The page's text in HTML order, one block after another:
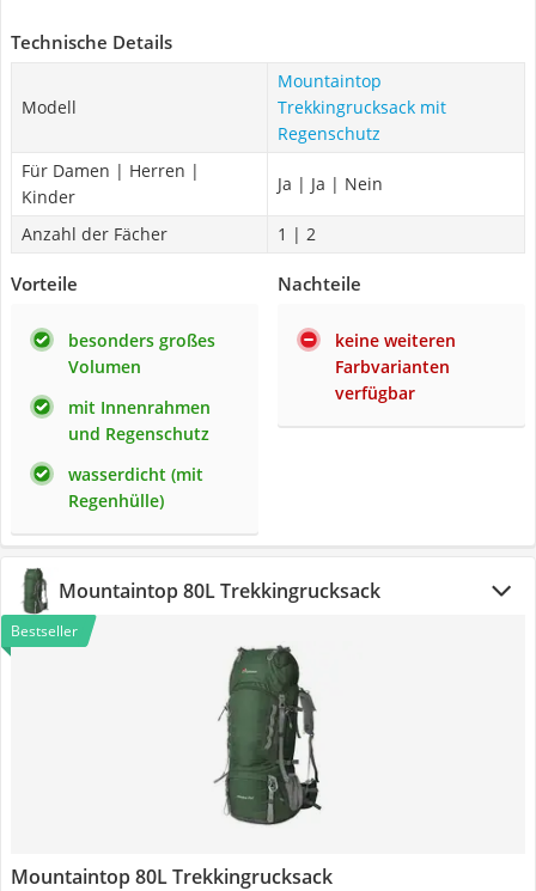
Technische Details
Modell
Mountaintop
Trekkingrucksack mit
Regenschutz
Für Damen | Herren |
Kinder
Ja | Ja | Nein
Anzahl der Fächer 1 | 2
Vorteile
besonders großes
Volumen
mit Innenrahmen
und Regenschutz
wasserdicht (mit
Regenhülle)
Nachteile
keine weiteren
Farbvarianten
verfügbar
Mountaintop 80L Trekkingrucksack
Bestseller
Mountaintop 80L Trekkingrucksack